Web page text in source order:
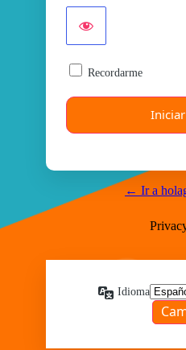
Recordarme
← Ir a
Idioma